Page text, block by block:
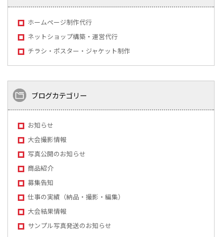
ホームページ制作代行
ネットショップ構築・運営代行
チラシ・ポスター・ジャケット制作
ブログカテゴリー
お知らせ
大会撮影情報
写真公開のお知らせ
商品紹介
募集告知
仕事の実績（納品・撮影・編集）
大会結果情報
サンプル写真発送のお知らせ